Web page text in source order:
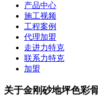
产品中心
施工视频
工程案例
代理加盟
走进力特克
联系力特克
加盟
关于金刚砂地坪色彩